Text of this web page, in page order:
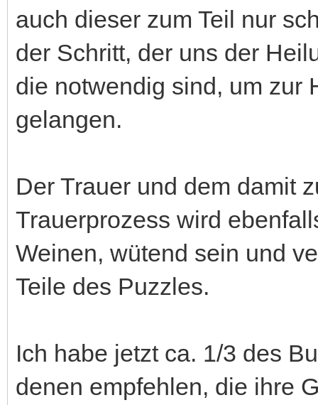
auch dieser zum Teil nur
der Schritt, der uns der
die notwendig sind, um zur
gelangen.
Der Trauer und dem damit
Trauerprozess wird
Weinen, wütend sein und
Teile des Puzzles.
Ich habe jetzt ca. 1/3 des
denen empfehlen, die ihre